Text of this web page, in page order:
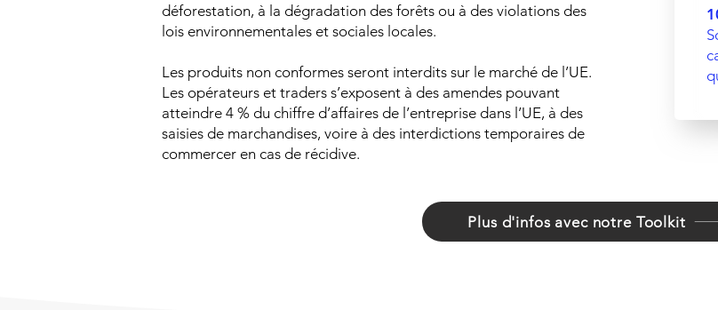
déforestation, à la dégradation des forêts ou à des violations des
lois environnementales et sociales locales.
Les produits non conformes seront interdits sur le marché de l’UE.
Les opérateurs et traders s’exposent à des amendes pouvant
atteindre 4 % du chiffre d’affaires de l’entreprise dans l’UE, à des
saisies de marchandises, voire à des interdictions temporaires de
commercer en cas de récidive.
Plus d'infos avec notre Toolkit